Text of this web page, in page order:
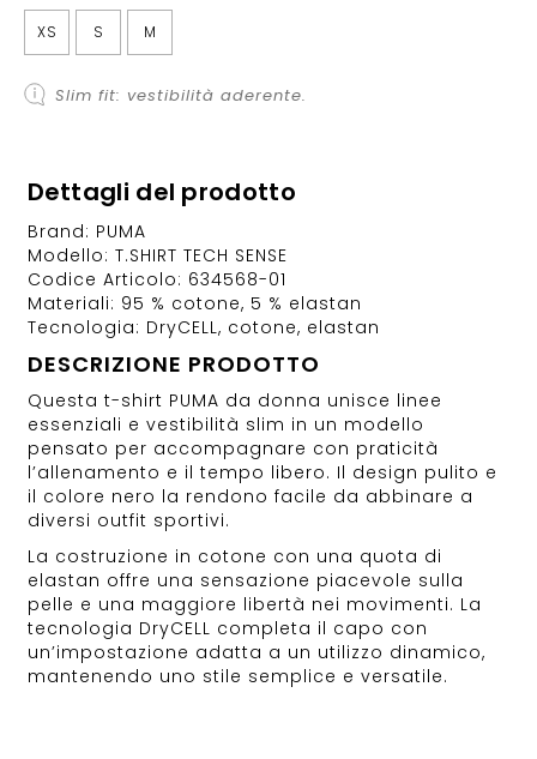
XS S M
Slim fit: vestibilità aderente.
Dettagli del prodotto
Brand: PUMA
Modello: T.SHIRT TECH SENSE
Codice Articolo: 634568-01
Materiali: 95 % cotone, 5 % elastan
Tecnologia: DryCELL, cotone, elastan
DESCRIZIONE PRODOTTO
Questa t-shirt PUMA da donna unisce linee
essenziali e vestibilità slim in un modello
pensato per accompagnare con praticità
l’allenamento e il tempo libero. Il design pulito e
il colore nero la rendono facile da abbinare a
diversi outfit sportivi.
La costruzione in cotone con una quota di
elastan offre una sensazione piacevole sulla
pelle e una maggiore libertà nei movimenti. La
tecnologia DryCELL completa il capo con
un’impostazione adatta a un utilizzo dinamico,
mantenendo uno stile semplice e versatile.